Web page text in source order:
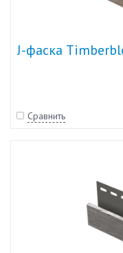
J-фаска
Сравнить